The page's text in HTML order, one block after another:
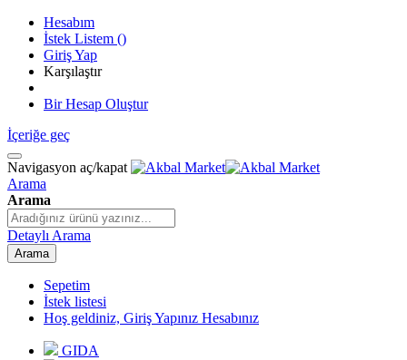
Hesabım
İstek Listem ()
Giriş Yap
Karşılaştır
Bir Hesap Oluştur
İçeriğe geç
Navigasyon aç/kapat
Arama
Arama
Detaylı Arama
Arama
Sepetim
İstek listesi
Hoş geldiniz, Giriş Yapınız Hesabınız
GIDA